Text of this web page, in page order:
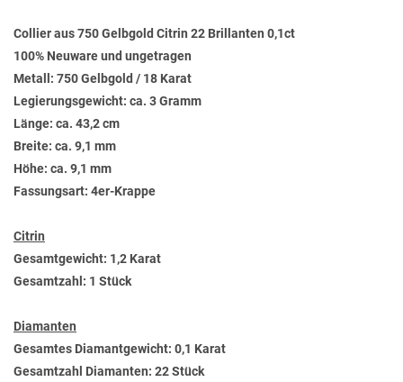
Collier aus 750 Gelbgold Citrin 22 Brillanten 0,1ct
100% Neuware und ungetragen
Metall: 750 Gelbgold / 18 Karat
Legierungsgewicht: ca. 3 Gramm
Länge: ca. 43,2 cm
Breite: ca. 9,1 mm
Höhe: ca. 9,1 mm
Fassungsart: 4er-Krappe
Citrin
Gesamtgewicht: 1,2 Karat
Gesamtzahl: 1 Stück
Diamanten
Gesamtes Diamantgewicht: 0,1 Karat
Gesamtzahl Diamanten: 22 Stück